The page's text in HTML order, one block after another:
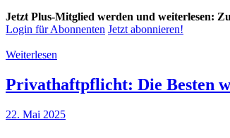
Jetzt Plus-Mitglied werden und weiterlesen:
Login für Abonnenten Jetzt abonnieren!
Weiterlesen
Privathaftpflicht: Die Besten
22. Mai 2025